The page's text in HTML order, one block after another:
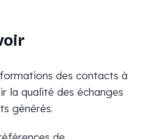
des contacts à
la qualité des échanges
générés.